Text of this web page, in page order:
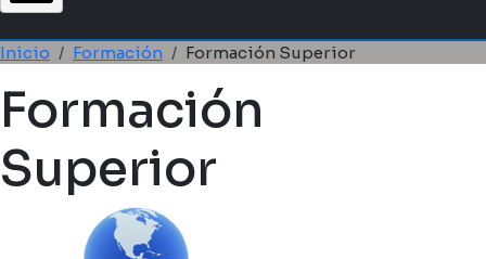
Miga de pan
Inicio Formación Formación Superior
Formación
Superior